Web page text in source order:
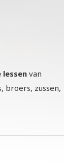
lessen van
broers, zussen,